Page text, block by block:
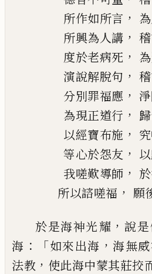
所作如所言 ，
所興為人講 ，
度於老病死 ， 為
演說解脫句 ，
分別罪福應 ，
為現正道行 ，
以經寶布施 ，
等心於怨友 ，
我嗟歎導師 ，
所以諮嗟福 ， 願
於是海神光耀 ， 說是
海 ： 「如來出海 ， 海無
法教 ， 使此海中蒙其莊挍